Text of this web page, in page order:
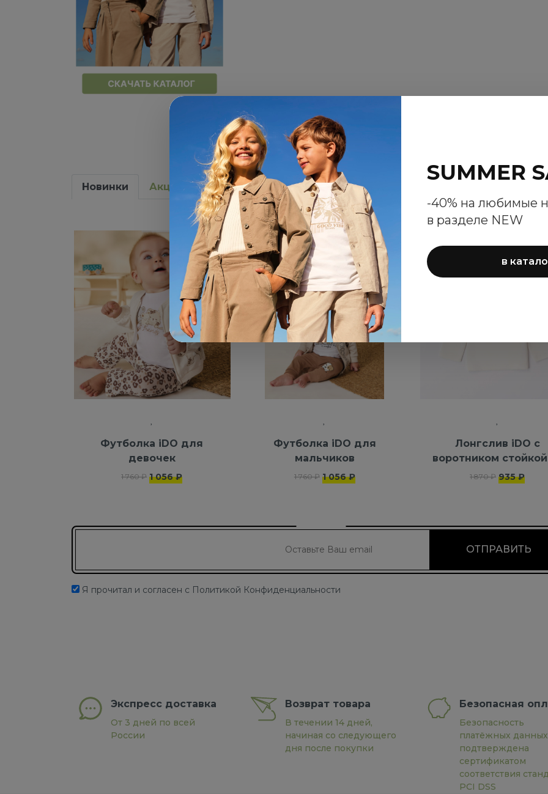
Новинки Акции
-40%
NEW
Футболка iDO для
девочек
1 760 ₽ 1 056 ₽
-40%
NEW
Футболка iDO для
мальчиков
1 760 ₽ 1 056 ₽
Лонгслив iDO с
воротником
100% хлопка
1 870 ₽ 935 ₽
Я прочитал и согласен с Политикой Конфиденциальности
Экспресс доставка
От 3 дней по всей
России
Возврат товара
В течении 14 дней,
начиная со следующего
дня после покупки
Безопасная
Безопасность
платёжных данных
подтверждена
сертификатом
соответствия
PCI DSS
SUMMER
-40% на любимые
в разделе NEW
в